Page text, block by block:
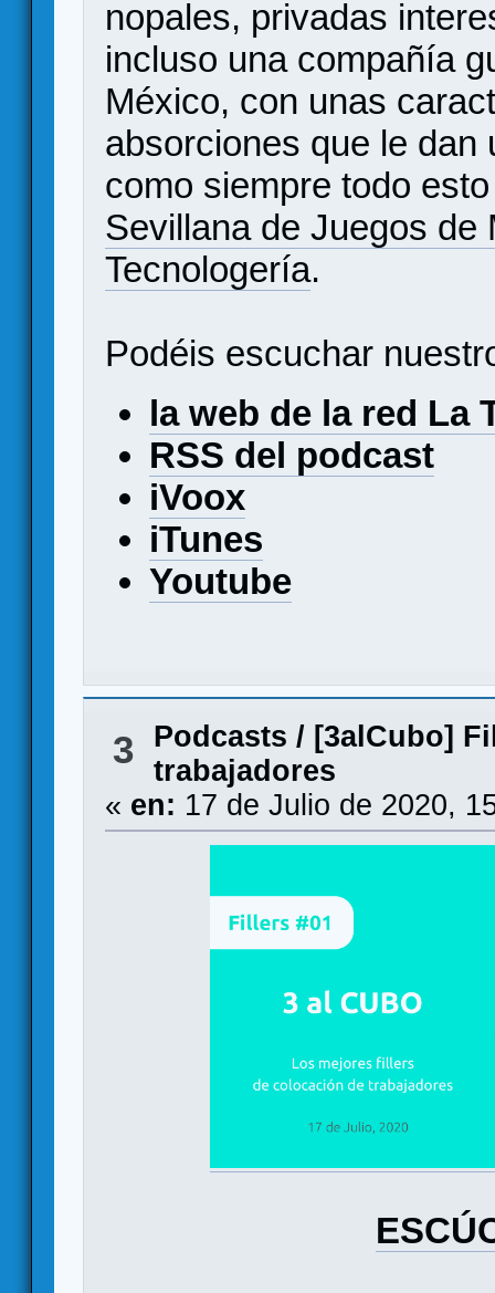
nopales, privadas
incluso una compañía
México, con unas
absorciones que le dan
como siempre todo
Sevillana de Juegos de
Tecnologería.
Podéis escuchar
la web de la red La
RSS del podcast
iVoox
iTunes
Youtube
3 Podcasts / [3alCubo]
trabajadores
« en: 17 de Julio de 2020,